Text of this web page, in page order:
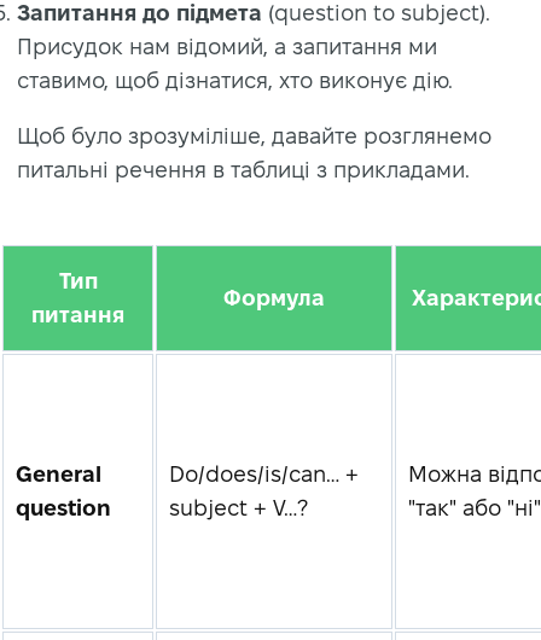
Запитання до підмета (question to subject).
Присудок нам відомий, а запитання ми
ставимо, щоб дізнатися, хто виконує дію.
Щоб було зрозуміліше, давайте розглянемо
питальні речення в таблиці з прикладами.
Тип
питання
Формула
General
question
Do/does/is/can… +
subject + V…?
Можна
"так" або "ні"